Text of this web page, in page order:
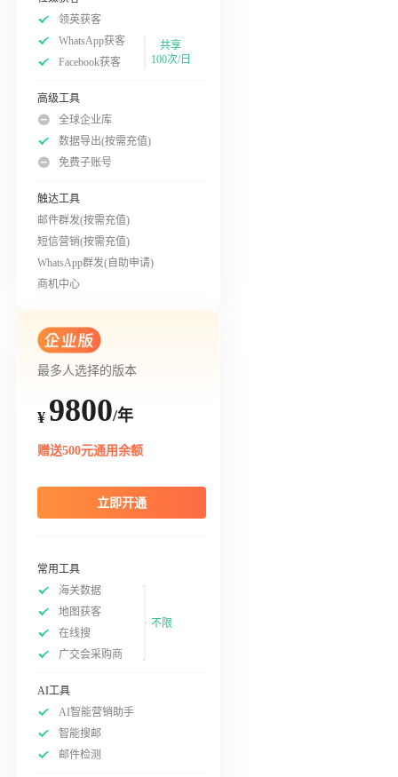
领英获客
WhatsApp获客
Facebook获客
共享
100次/日
高级工具
全球企业库
数据导出(按需充值)
免费子账号
触达工具
邮件群发(按需充值)
短信营销(按需充值)
WhatsApp群发(自助申请)
商机中心
最多人选择的版本
¥ 9800/年
赠送500元通用余额
立即开通
常用工具
海关数据
地图获客
在线搜
广交会采购商
不限
AI工具
AI智能营销助手
智能搜邮
邮件检测